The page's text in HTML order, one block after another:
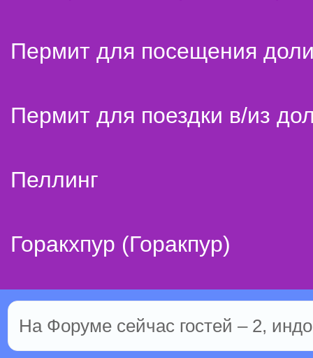
Пермит для посещения
Пермит для поездки в/из
Пеллинг
Горакхпур (Горакпур)
На Форуме сейчас гостей – 2,